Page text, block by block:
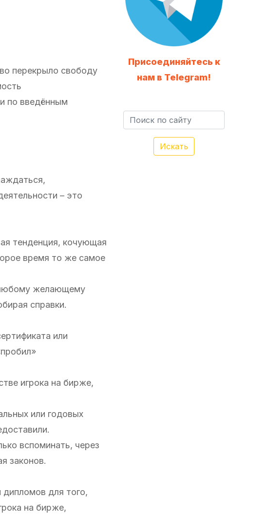
перекрыло свободу
по введённым
– это
тенденция, кочующая
время то же самое
любому желающему
справки.
или
игрока на бирже,
или годовых
вспоминать, через
законов.
дипломов для того,
на бирже,
Присоединяйтесь к
нам в Telegram!
Искать